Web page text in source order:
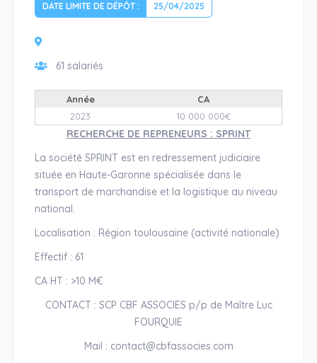
DATE LIMITE DE DÉPÔT : 25/04/2025
61 salariés
Année
CA
2023
10 000 000€
RECHERCHE DE REPRENEURS : SPRINT
La société SPRINT est en redressement judiciaire
située en Haute-Garonne spécialisée dans le
transport de marchandise et la logistique au niveau
national.
Localisation : Région toulousaine (activité nationale)
Effectif : 61
CA HT : >10 M€
CONTACT : SCP CBF ASSOCIES p/p de Maître Luc
FOURQUIE
Mail : contact@cbfassocies.com